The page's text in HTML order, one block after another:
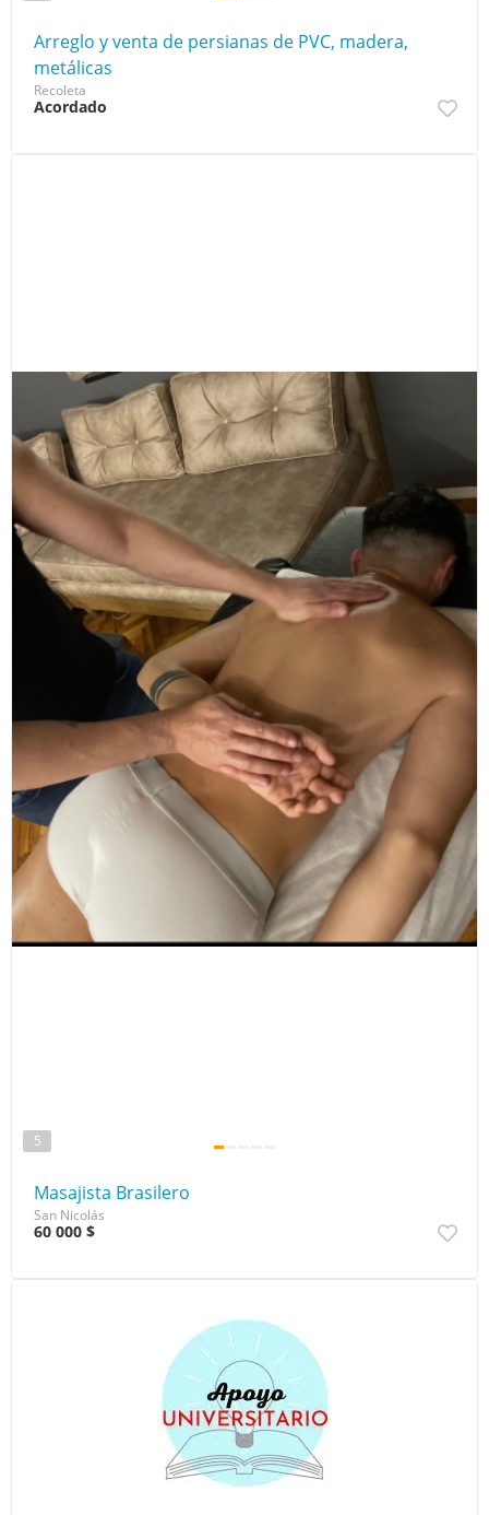
Arreglo y venta de persianas de PVC, madera,
metálicas
Recoleta
Acordado
5
Masajista Brasilero
San Nicolás
60 000 $